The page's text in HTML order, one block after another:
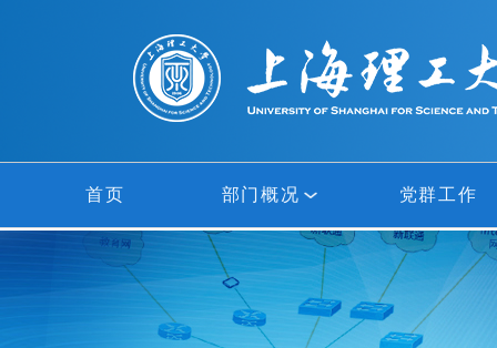
首页 部门概况
网络中心
党群工作